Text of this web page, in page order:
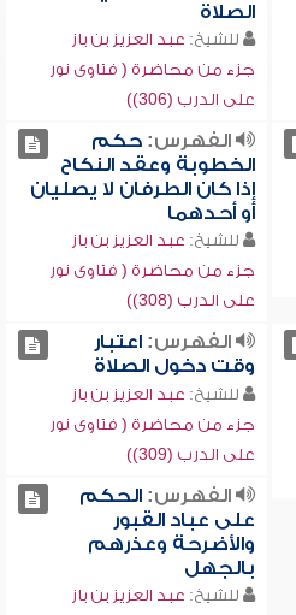
الصلاة
للشيخ: عبد العزيز بن باز
جزء من محاضرة ( فتاوى نور
على الدرب (306))
الفهرس:حكم
الخطوبة وعقد النكاح
إذا كان الطرفان لا يصليان
أو أحدهما
للشيخ: عبد العزيز بن باز
جزء من محاضرة ( فتاوى نور
على الدرب (308))
الفهرس:اعتبار
وقت دخول الصلاة
للشيخ: عبد العزيز بن باز
جزء من محاضرة ( فتاوى نور
على الدرب (309))
الفهرس:الحكم
على عباد القبور
والأضرحة وعذرهم
بالجهل
للشيخ: عبد العزيز بن باز